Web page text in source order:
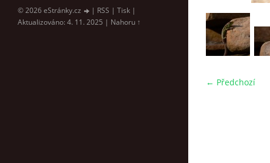
© 2026 eStránky.cz | RSS | Tisk |
Aktualizováno: 4. 11. 2025 | Nahoru ↑
← Předchozí